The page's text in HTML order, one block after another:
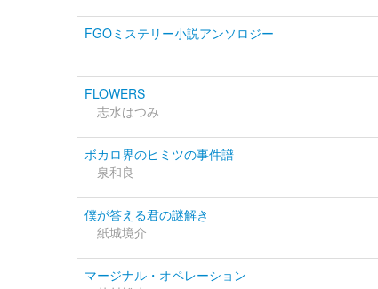
FGOミステリー小説アンソロジー
FLOWERS
志水はつみ
ボカロ界のヒミツの事件譜
泉和良
僕が答える君の謎解き
紙城境介
マージナル・オペレーション